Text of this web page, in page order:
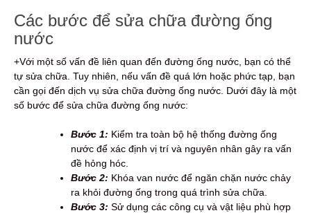
Các bước để sửa chữa đường ống
nước
+Với một số vấn đề liên quan đến đường ống nước, bạn có thể
tự sửa chữa. Tuy nhiên, nếu vấn đề quá lớn hoặc phức tạp, bạn
cần gọi đến dịch vụ sửa chữa đường ống nước. Dưới đây là một
số bước để sửa chữa đường ống nước:
Bước 1: Kiểm tra toàn bộ hệ thống đường ống
nước để xác định vị trí và nguyên nhân gây ra vấn
đề hỏng hóc.
Bước 2: Khóa van nước để ngăn chặn nước chảy
ra khỏi đường ống trong quá trình sửa chữa.
Bước 3: Sử dụng các công cụ và vật liệu phù hợp